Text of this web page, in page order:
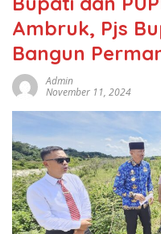
Ambruk, Pjs
Bangun
Admin
November 11, 2024